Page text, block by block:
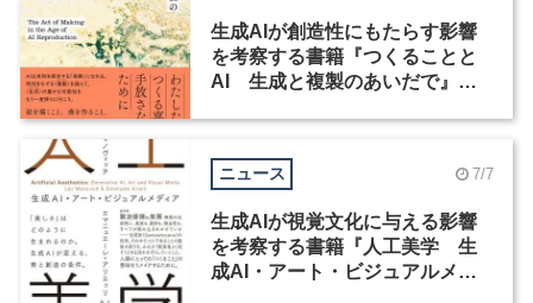
生成AIが創造性にもたらす影響
を考察する書籍『つくることと
AI 生成と複製のあいだで』発
ニュース 7/7
生成AIが視覚文化に与える影響
を考察する書籍『人工美学 生
成AI・アート・ビジュアルメデ